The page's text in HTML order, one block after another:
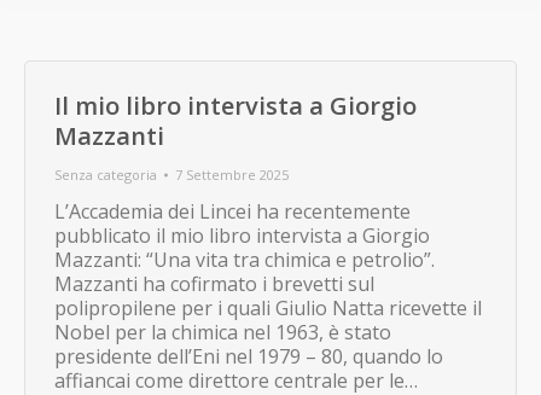
Il mio libro intervista a Giorgio
Mazzanti
Senza categoria 7 Settembre 2025
L’Accademia dei Lincei ha recentemente
pubblicato il mio libro intervista a Giorgio
Mazzanti: “Una vita tra chimica e petrolio”.
Mazzanti ha cofirmato i brevetti sul
polipropilene per i quali Giulio Natta ricevette il
Nobel per la chimica nel 1963, è stato
presidente dell’Eni nel 1979 – 80, quando lo
affiancai come direttore centrale per le…